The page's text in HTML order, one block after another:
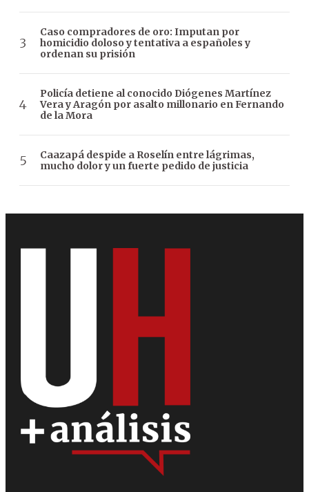
Caso compradores de oro: Imputan por
homicidio doloso y tentativa a españoles y
ordenan su prisión
Policía detiene al conocido Diógenes Martínez
Vera y Aragón por asalto millonario en Fernando
de la Mora
Caazapá despide a Roselín entre lágrimas,
mucho dolor y un fuerte pedido de justicia